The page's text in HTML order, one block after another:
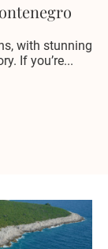
with stunning
If you’re...